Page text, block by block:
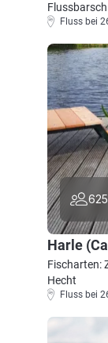
Flussbarsch
Fluss bei
625
Harle
Fischarten:
Hecht
Fluss bei